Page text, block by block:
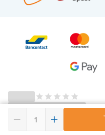
© 2026 - X²O Badezimmer – USt-